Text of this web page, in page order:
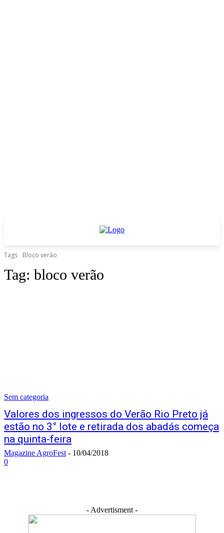
Tags Bloco verão
Tag: bloco verão
Sem categoria
Valores dos ingressos do Verão Rio Preto já
estão no 3° lote e retirada dos abadás começa
na quinta-feira
Magazine AgroFest - 10/04/2018
0
- Advertisment -